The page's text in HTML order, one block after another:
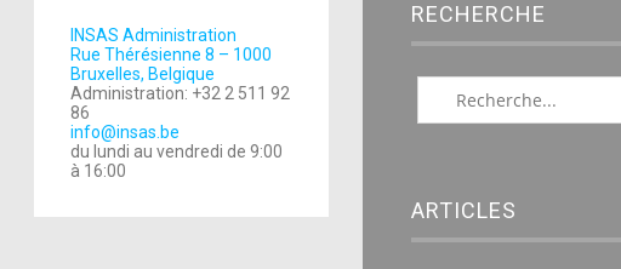
INSAS Administration
Rue Thérésienne 8 – 1000
Bruxelles, Belgique
Administration: +32 2 511 92
86
info@insas.be
du lundi au vendredi de 9:00
à 16:00
RECHERCHE
ARTICLES